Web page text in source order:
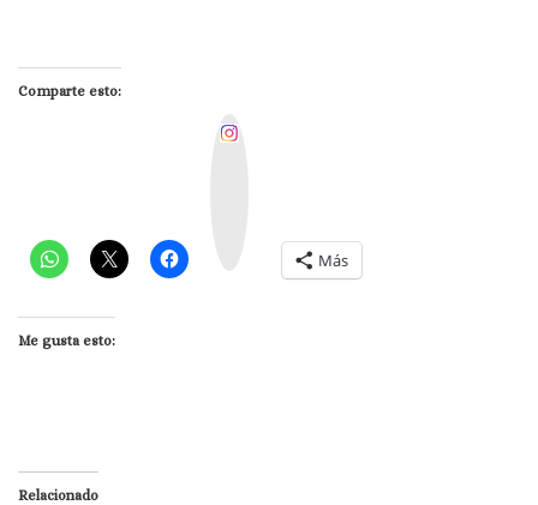
Comparte esto:
Más
Me gusta esto:
Relacionado